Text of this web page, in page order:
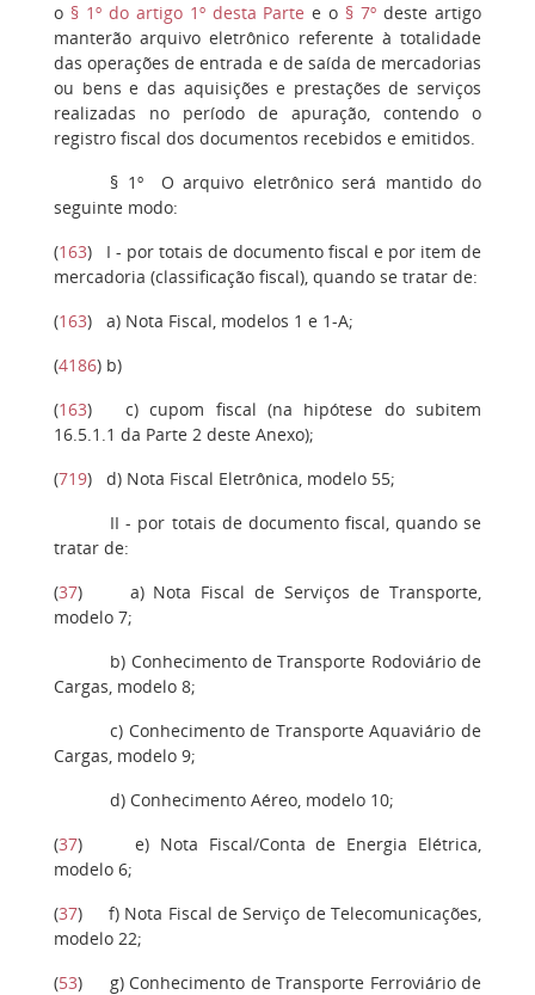
o § 1º do artigo 1º desta Parte e o § 7º deste artigo
manterão arquivo eletrônico referente à totalidade
das operações de entrada e de saída de mercadorias
ou bens e das aquisições e prestações de serviços
realizadas no período de apuração, contendo o
registro fiscal dos documentos recebidos e emitidos.
§ 1º
O arquivo eletrônico será mantido do
seguinte modo:
(163) I - por totais de documento fiscal e por item de
mercadoria (classificação fiscal), quando se tratar de:
(163) a) Nota Fiscal, modelos 1 e 1-A;
(4186) b)
(163) c)cupom fiscal (na hipótese do subitem
16.5.1.1 da Parte 2 deste Anexo);
(719) d) Nota Fiscal Eletrônica, modelo 55;
II- por totais de documento fiscal, quando se
tratar de:
(37) a) Nota Fiscal de Serviços de Transporte,
modelo 7;
b) Conhecimento de Transporte Rodoviário de
Cargas, modelo 8;
c) Conhecimento de Transporte Aquaviário de
Cargas, modelo 9;
d) Conhecimento Aéreo, modelo 10;
(37) e) Nota Fiscal/Conta de Energia Elétrica,
modelo 6;
(37) f) Nota Fiscal de Serviço de Telecomunicações,
modelo 22;
(53) g) Conhecimento de Transporte Ferroviário de